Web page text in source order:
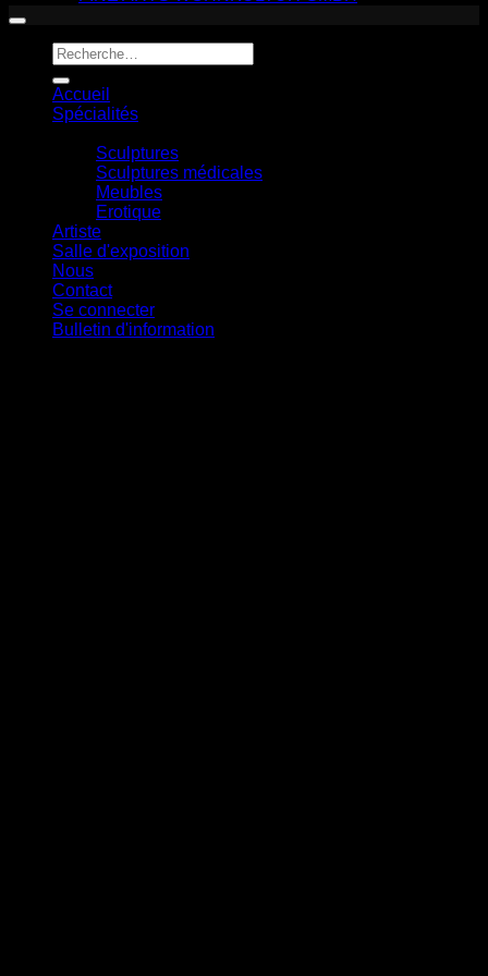
Recherche
pour :
Accueil
Spécialités
Sculptures
Sculptures médicales
Meubles
Erotique
Artiste
Salle d'exposition
Nous
Contact
Se connecter
Bulletin d'information